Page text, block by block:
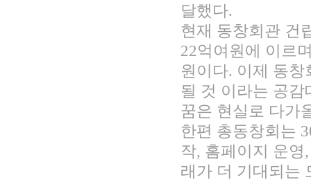
달했다.
현재 동창회관 건
22억여원에 이르
원이다. 이제 동
될 것 이라는 공
꿈은 현실로 다가
한편 총동창회는
작, 홈페이지 운
래가 더 기대되는